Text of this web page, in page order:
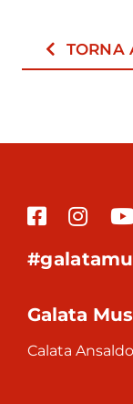
TORNA
Galata
Calata Ansaldo